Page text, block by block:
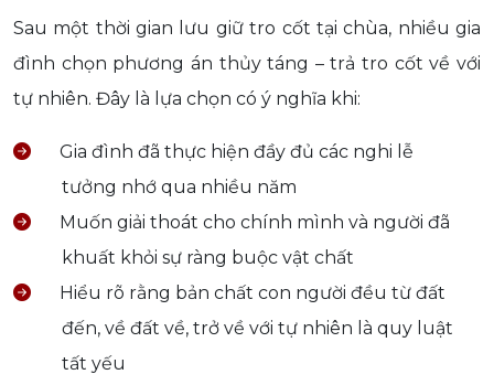
Sau một thời gian lưu giữ tro cốt tại chùa, nhiều gia
đình chọn phương án thủy táng – trả tro cốt về với
tự nhiên. Đây là lựa chọn có ý nghĩa khi:
Gia đình đã thực hiện đầy đủ các nghi lễ
tưởng nhớ qua nhiều năm
Muốn giải thoát cho chính mình và người đã
khuất khỏi sự ràng buộc vật chất
Hiểu rõ rằng bản chất con người đều từ đất
đến, về đất về, trở về với tự nhiên là quy luật
tất yếu